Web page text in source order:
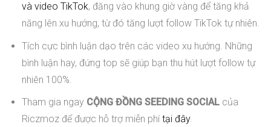
và video TikTok, đăng vào khung giờ vàng để tăng khả
năng lên xu hướng, từ đó tăng lượt follow TikTok tự nhiên.
Tích cực bình luận dạo trên các video xu hướng. Những
bình luận hay, đứng top sẽ giúp bạn thu hút lượt follow tự
nhiên 100%.
Tham gia ngay CỘNG ĐỒNG SEEDING SOCIALcủa
Riczmoz để được hỗ trợ miễn phí tại đây.